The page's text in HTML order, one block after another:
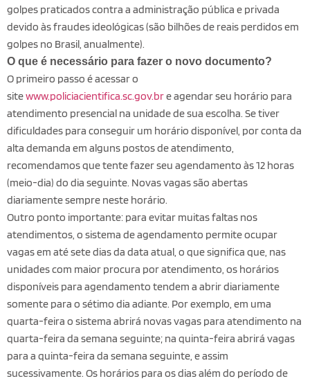
golpes praticados contra a administração pública e privada
devido às fraudes ideológicas (são bilhões de reais perdidos em
golpes no Brasil, anualmente).
O que é necessário para fazer o novo documento?
O primeiro passo é acessar o
sitewww.policiacientifica.sc.gov.bre agendar seu horário para
atendimento presencial na unidade de sua escolha. Se tiver
dificuldades para conseguir um horário disponível, por conta da
alta demanda em alguns postos de atendimento,
recomendamos que tente fazer seu agendamento às 12 horas
(meio-dia) do dia seguinte. Novas vagas são abertas
diariamente sempre neste horário.
Outro ponto importante: para evitar muitas faltas nos
atendimentos, o sistema de agendamento permite ocupar
vagas em até sete dias da data atual, o que significa que, nas
unidades com maior procura por atendimento, os horários
disponíveis para agendamento tendem a abrir diariamente
somente para o sétimo dia adiante. Por exemplo, em uma
quarta-feira o sistema abrirá novas vagas para atendimento na
quarta-feira da semana seguinte; na quinta-feira abrirá vagas
para a quinta-feira da semana seguinte, e assim
sucessivamente. Os horários para os dias além do período de